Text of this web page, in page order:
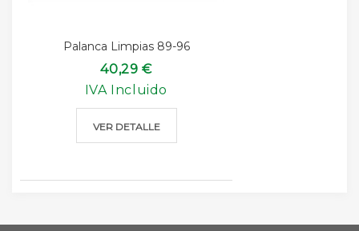
Palanca Limpias 89-96
40,29 €
IVA Incluido
VER DETALLE